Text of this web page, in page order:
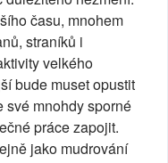
času, mnohem
straníků i
velkého
bude muset opustit
své mnohdy sporné
práce zapojit.
jako mudrování